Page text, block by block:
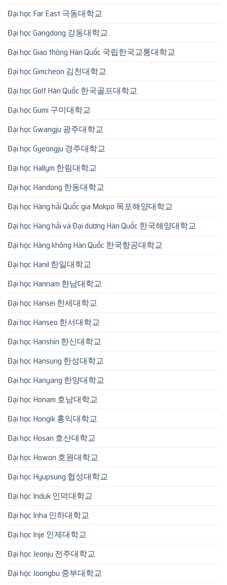
Đại học Far East 극동대학교
Đại học Gangdong 강동대학교
Đại học Giao thông Hàn Quốc 국립한국교통대학교
Đại học Gimcheon 김천대학교
Đại học Golf Hàn Quốc 한국골프대학교
Đại học Gumi 구미대학교
Đại học Gwangju 광주대학교
Đại học Gyeongju 경주대학교
Đại học Hallym 한림대학교
Đại học Handong 한동대학교
Đại học Hàng hải Quốc gia Mokpo 목포해양대학교
Đại học Hàng hải và Đại dương Hàn Quốc 한국해양대학교
Đại học Hàng không Hàn Quốc 한국항공대학교
Đại học Hanil 한일대학교
Đại học Hannam 한남대학교
Đại học Hansei 한세대학교
Đại học Hanseo 한서대학교
Đại học Hanshin 한신대학교
Đại học Hansung 한성대학교
Đại học Hanyang 한양대학교
Đại học Honam 호남대학교
Đại học Hongik 홍익대학교
Đại học Hosan 호산대학교
Đại học Howon 호원대학교
Đại học Hyupsung 협성대학교
Đại học Induk 인덕대학교
Đại học Inha 인하대학교
Đại học Inje 인제대학교
Đại học Jeonju 전주대학교
Đại học Joongbu 중부대학교